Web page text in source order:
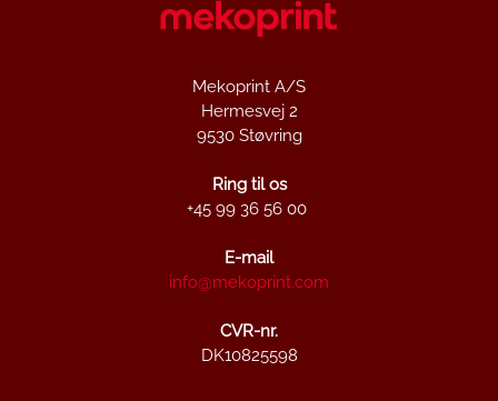
Mekoprint A/S
Hermesvej 2
9530 Støvring
Ring til os
+45 99 36 56 00
E-mail
info@mekoprint.com
CVR-nr.
DK10825598